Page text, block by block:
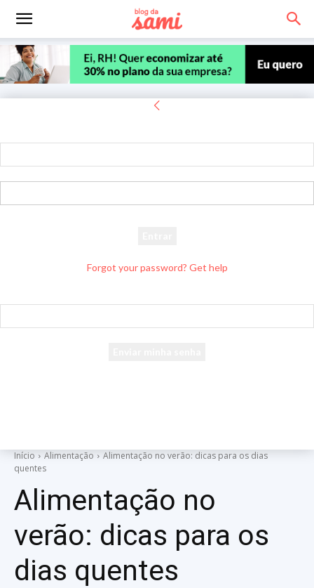
Forgot your password? Get help
Início Alimentação
Alimentação no verão: dicas para os dias
quentes
Alimentação no
verão: dicas para os
dias quentes